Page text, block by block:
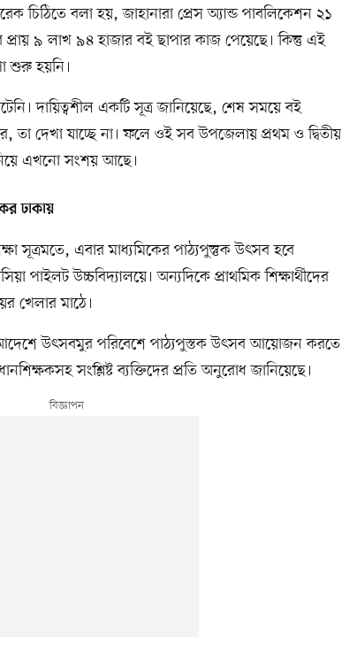
চিঠিতে বলা হয়, জাহানারা প্রেস অ্যান্ড পাবলিকেশন ২১
প্রায় ৯ লাখ ৯৪ হাজার বই ছাপার কাজ পেয়েছে। কিন্তু এই
শুরু হয়নি।
দায়িত্বশীল একটি সূত্র জানিয়েছে, শেষ সময়ে বই
তা দেখা যাচ্ছে না। ফলে ওই সব উপজেলায় প্রথম ও দ্বিতীয়
নিয়ে এখনো সংশয় আছে।
ঢাকায়
সূত্রমতে, এবার মাধ্যমিকের পাঠ্যপুস্তুক উৎসব হবে
পাইলট উচ্চবিদ্যালয়ে। অন্যদিকে প্রাথমিক শিক্ষার্থীদের
খেলার মাঠে।
উৎসবমুর পরিবেশে পাঠ্যপুস্তক উৎসব আয়োজন করতে
সংশ্লিষ্ট ব্যক্তিদের প্রতি অনুরোধ জানিয়েছে।